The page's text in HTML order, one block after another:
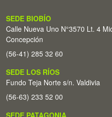
SEDE BIOBÍO
Calle Nueva Uno N°3570 Lt. 4
Concepción
(56-41) 285 32 60
SEDE LOS RÍOS
Fundo Teja Norte s/n. Valdivia
(56-63) 233 52 00
SEDE PATAGONIA